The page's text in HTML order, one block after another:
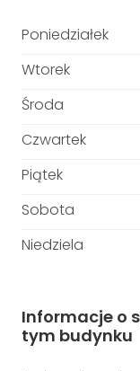
Poniedziałek
Wtorek
Środa
Czwartek
Piątek
Sobota
Niedziela
Informacje o
tym budynku